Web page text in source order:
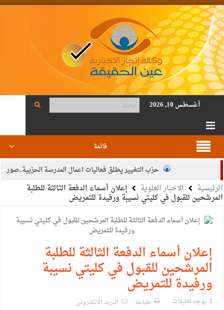
أغسطس 10, 2026
قائمة
حزب التغيير يطلق فعاليات اعمال المدرسة الحزبية..صور
الجيش يفتح باب التجنيد لحملة البكالوريوس في الحقوق والقانون
بيان اجتماع عمّان:دعم الوصاية الهاشمية التاريخية على المقدسات
الإسلامية والمسيحية
الأمن يتلف 16 مليون حبة كبتاجون و1480 كغم مواد مخدرة
النواب يقر مشروع تعديل قانون الملكية العقارية
القاضي يلتقي رؤساء تحرير الصحف اليومية ويؤكد حرص مجلس
النواب على شراكة فاعلة مع الإعلام
الرئيسية الاخبار العلوية إعلان أسماء الدفعة الثالثة للطلبة
المرشحين للقبول في كليتي نسيبة ورفيدة للتمريض
إعلان أسماء الدفعة الثالثة للطلبة
المرشحين للقبول في كليتي نسيبة
ورفيدة للتمريض
لا يوجد تعليقات طباعة البريد الالكترونى